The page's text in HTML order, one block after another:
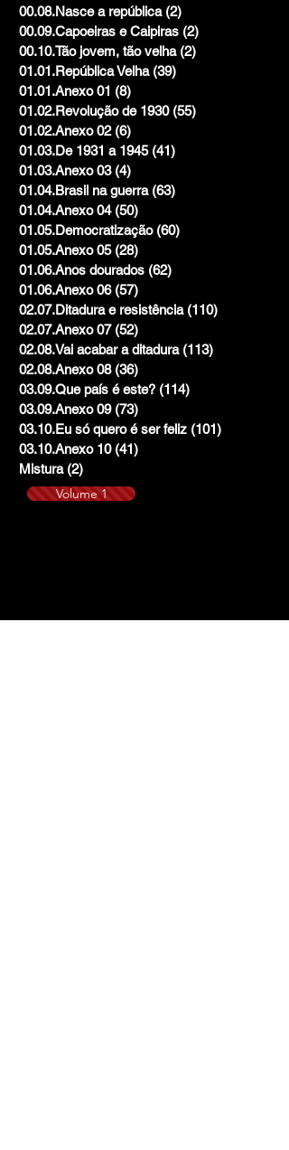
00.08.Nasce a república (2)
00.09.Capoeiras e Caipiras (2)
00.10.Tão jovem, tão velha (2)
01.01.República Velha (39)
01.01.Anexo 01 (8)
01.02.Revolução de 1930 (55)
01.02.Anexo 02 (6)
01.03.De 1931 a 1945 (41)
01.03.Anexo 03 (4)
01.04.Brasil na guerra (63)
01.04.Anexo 04 (50)
01.05.Democratização (60)
01.05.Anexo 05 (28)
01.06.Anos dourados (62)
01.06.Anexo 06 (57)
02.07.Ditadura e resistência (110)
02.07.Anexo 07 (52)
02.08.Vai acabar a ditadura (113)
02.08.Anexo 08 (36)
03.09.Que país é este? (114)
03.09.Anexo 09 (73)
03.10.Eu só quero é ser feliz (101)
03.10.Anexo 10 (41)
Mistura (2)
Volume 1